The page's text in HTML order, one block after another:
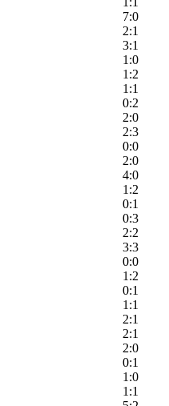
7:0
2:1
3:1
1:0
1:2
1:1
0:2
2:0
2:3
0:0
2:0
4:0
1:2
0:1
0:3
2:2
3:3
0:0
1:2
0:1
1:1
2:1
2:1
2:0
0:1
1:0
1:1